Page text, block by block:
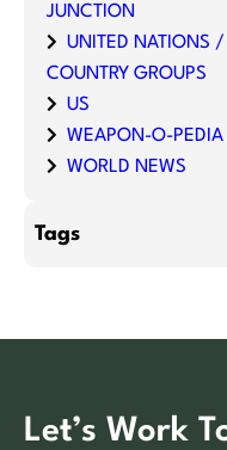
JUNCTION
UNITED NATIONS
COUNTRY GROUPS
US
WEAPON-O-PEDIA
WORLD NEWS
Tags
Let’s Work